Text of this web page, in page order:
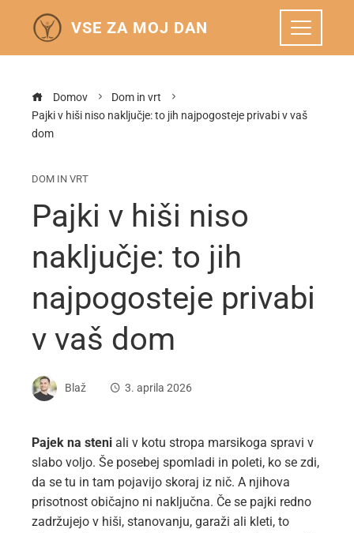
VSE ZA MOJ DAN
Domov
Dom in vrt
Pajki v hiši niso naključje: to jih najpogosteje privabi v vaš
dom
DOM IN VRT
Pajki v hiši niso
naključje: to jih
najpogosteje privabi
v vaš dom
Blaž 3. aprila 2026
Pajek na steni ali v kotu stropa marsikoga spravi v
slabo voljo. Še posebej spomladi in poleti, ko se zdi,
da se tu in tam pojavijo skoraj iz nič. A njihova
prisotnost običajno ni naključna. Če se pajki redno
zadržujejo v hiši, stanovanju, garaži ali kleti, to